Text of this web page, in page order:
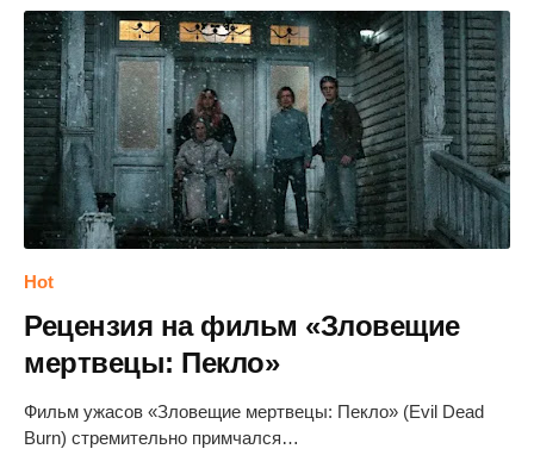
Hot
Рецензия на фильм «Зловещие
мертвецы: Пекло»
Фильм ужасов «Зловещие мертвецы: Пекло» (Evil Dead
Burn) стремительно примчался…